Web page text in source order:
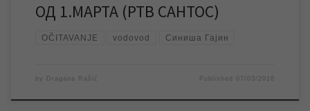
ОД 1.МАРТА (РТВ САНТОС)
OČITAVANJE vodovod Синиша Гајин
by Dragana Rašić Published 07/03/2016